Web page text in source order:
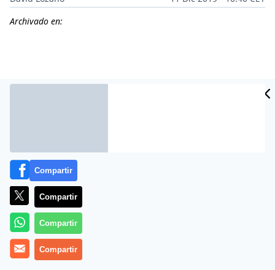
Archivado en:
Más información
Compartir
Compartir
Compartir
Compartir